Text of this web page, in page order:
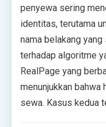
penyewa sering
identitas, terutama
nama belakang
terhadap algoritme
RealPage yang
menunjukkan bahwa
sewa. Kasus kedua